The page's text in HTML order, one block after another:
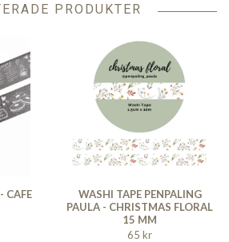
PRODUKTER
CAFE
WASHI TAPE PENPALING
PAULA - CHRISTMAS FLORAL
15 MM
65 kr